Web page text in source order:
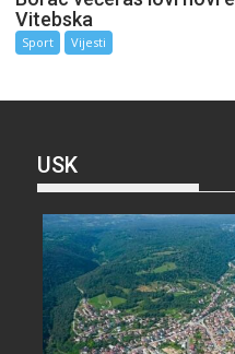
Vitebska
Sport Vijesti
USK